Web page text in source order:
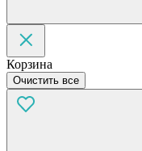
Корзина
Очистить все